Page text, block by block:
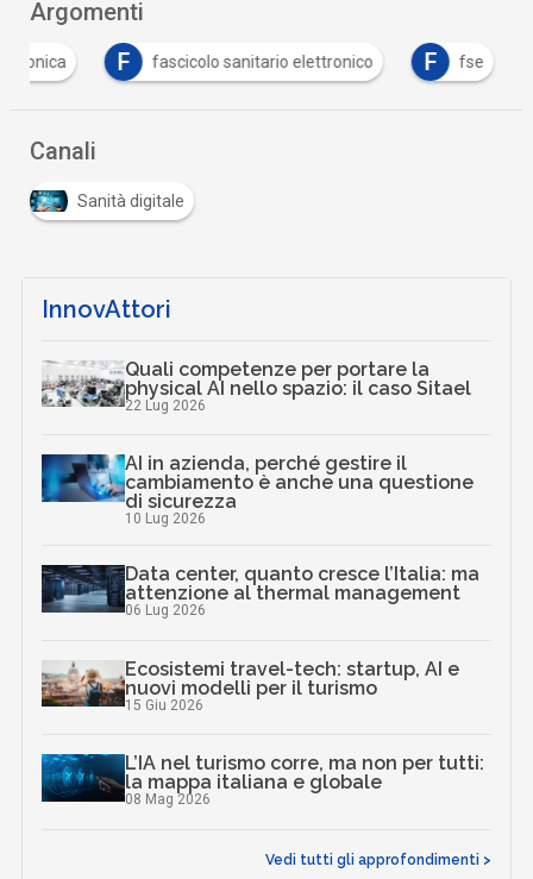
Argomenti
F fascicolo sanitario elettronico F fse
Canali
Sanità digitale
InnovAttori
Quali competenze per portare la
physical AI nello spazio: il caso Sitael
22 Lug 2026
AI in azienda, perché gestire il
cambiamento è anche una questione
di sicurezza
10 Lug 2026
Data center, quanto cresce l’Italia: ma
attenzione al thermal management
06 Lug 2026
Ecosistemi travel-tech: startup, AI e
nuovi modelli per il turismo
15 Giu 2026
L’IA nel turismo corre, ma non per tutti:
la mappa italiana e globale
08 Mag 2026
Vedi tutti gli approfondimenti >